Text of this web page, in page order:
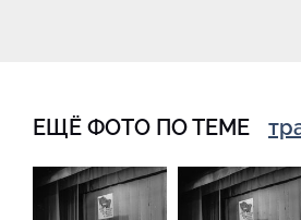
ЕЩЁ ФОТО ПО ТЕМЕ